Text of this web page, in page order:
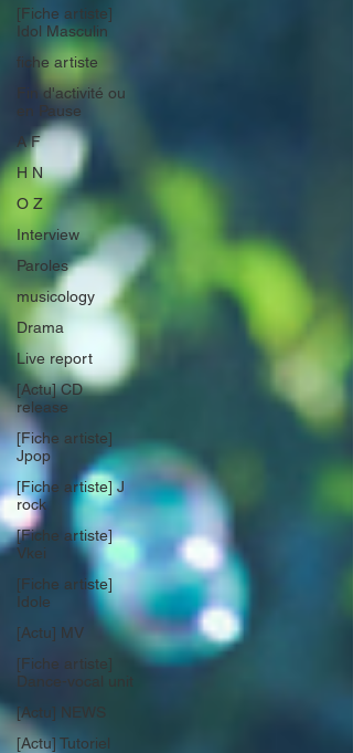
[Fiche artiste]
Idol Masculin
fiche artiste
Fin d'activité ou
en Pause
A F
H N
O Z
Interview
Paroles
musicology
Drama
Live report
[Actu] CD
release
[Fiche artiste]
Jpop
[Fiche artiste] J
rock
[Fiche artiste]
Vkei
[Fiche artiste]
Idole
[Actu] MV
[Fiche artiste]
Dance-vocal unit
[Actu] NEWS
[Actu] Tutoriel